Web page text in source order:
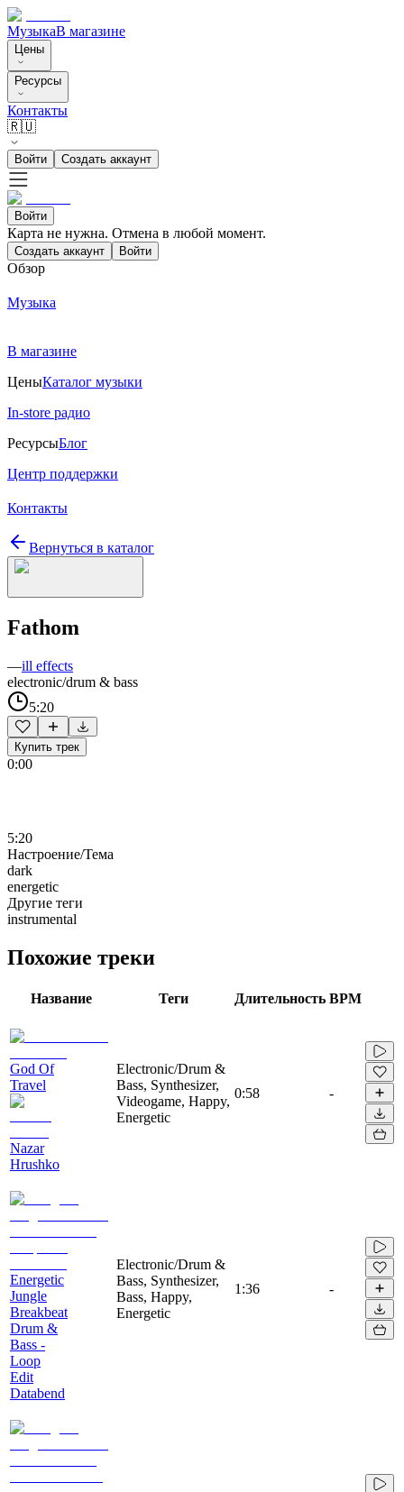
МузыкаВ магазине
Цены
Ресурсы
Контакты
🇷🇺
Войти Создать аккаунт
Войти
Карта не нужна. Отмена в любой момент.
Создать аккаунт Войти
Обзор
Музыка
В магазине
ЦеныКаталог музыки
In-store радио
РесурсыБлог
Центр поддержки
Контакты
Вернуться в каталог
Fathom
—ill effects
electronic/drum & bass
5:20
Купить трек
0:00
5:20
Настроение/Тема
dark
energetic
Другие теги
instrumental
Похожие треки
Название Теги Длительность BPM
God Of
Travel
Nazar
Hrushko
Electronic/Drum &
Bass, Synthesizer,
Videogame, Happy,
Energetic
0:58 -
Energetic
Jungle
Breakbeat
Drum &
Bass -
Loop
Edit
Databend
Electronic/Drum &
Bass, Synthesizer,
Bass, Happy,
Energetic
1:36 -